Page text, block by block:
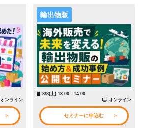
オンライン
輸出物販
8/8(土) 13:00 - 14:00
オンライン
セミナーに申込む